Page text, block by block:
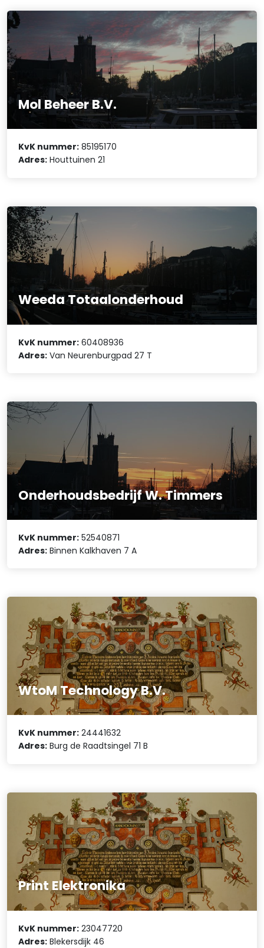
Mol Beheer B.V.
KvK nummer: 85195170
Adres: Houttuinen 21
Weeda Totaalonderhoud
KvK nummer: 60408936
Adres: Van Neurenburgpad 27 T
Onderhoudsbedrijf W. Timmers
KvK nummer: 52540871
Adres: Binnen Kalkhaven 7 A
WtoM Technology B.V.
KvK nummer: 24441632
Adres: Burg de Raadtsingel 71 B
Print Elektronika
KvK nummer: 23047720
Adres: Blekersdijk 46